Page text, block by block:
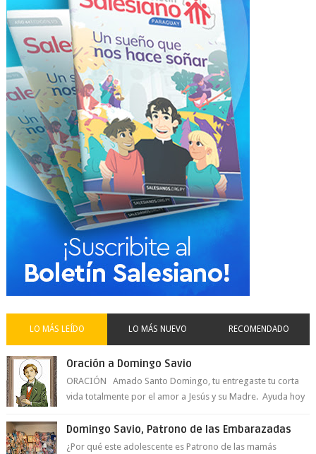
LO MÁS LEÍDO LO MÁS NUEVO RECOMENDADO
Oración a Domingo Savio
ORACIÓN Amado Santo Domingo, tu entregaste tu corta
vida totalmente por el amor a Jesús y su Madre. Ayuda hoy
Domingo Savio, Patrono de las Embarazadas
¿Por qué este adolescente es Patrono de las mamás